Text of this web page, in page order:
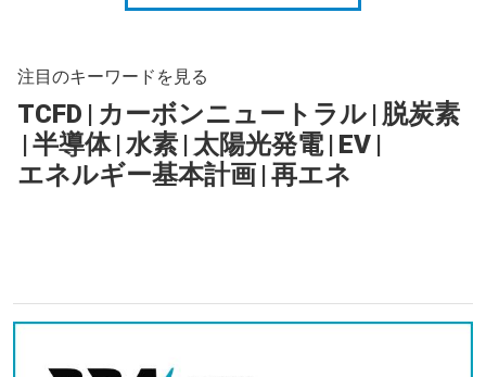
注目のキーワードを見る
TCFD | カーボンニュートラル | 脱炭素
|半導体 |水素 | 太陽光発電 | EV |
エネルギー基本計画 |再エネ